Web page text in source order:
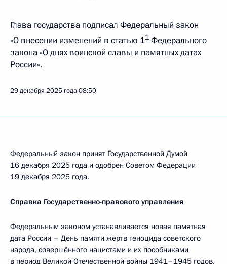
Глава государства подписал Федеральный закон
«О внесении изменений в статью 11 Федерального
закона «О днях воинской славы и памятных датах
России».
29 декабря 2025 года08:50
Федеральный закон принят Государственной Думой
16 декабря 2025 года и одобрен Советом Федерации
19 декабря 2025 года.
Справка Государственно-правового управления
Федеральным законом устанавливается новая памятная
дата России – День памяти жертв геноцида советского
народа, совершённого нацистами и их пособниками
в период Великой Отечественной войны 1941–1945 годов.